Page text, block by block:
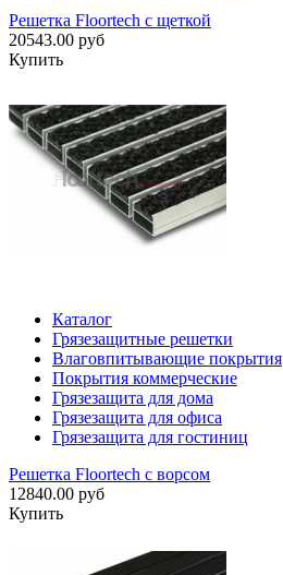
Решетка Floortech с щеткой
20543.00 руб
Купить
Каталог
Грязезащитные решетки
Влаговпитывающие покрытия
Покрытия коммерческие
Грязезащита для дома
Грязезащита для офиса
Грязезащита для гостиниц
Решетка Floortech с ворсом
12840.00 руб
Купить